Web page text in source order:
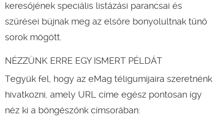
keresőjének speciális listázási parancsai és
szűrései bújnak meg az elsőre bonyolultnak tűnő
sorok mögött.
NÉZZÜNK ERRE EGY ISMERT PÉLDÁT
Tegyük fel, hogy az eMag téligumijaira szeretnénk
hivatkozni, amely URL címe egész pontosan így
néz ki a böngészőnk címsorában: